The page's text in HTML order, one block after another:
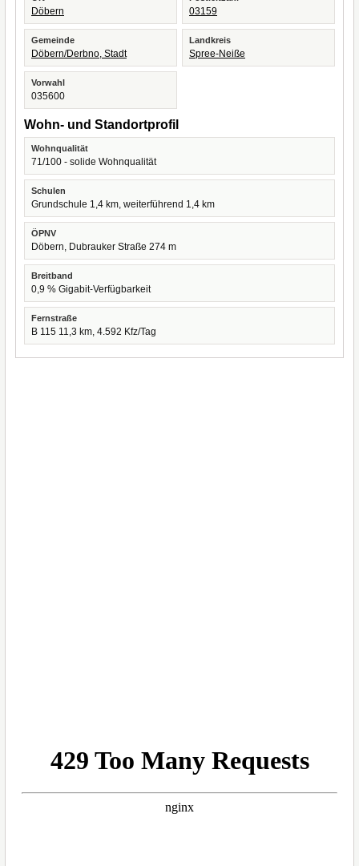
Döbern 03159
Gemeinde
Döbern/Derbno, Stadt
Landkreis
Spree-Neiße
Vorwahl
035600
Wohn- und Standortprofil
Wohnqualität
71/100 - solide Wohnqualität
Schulen
Grundschule 1,4 km, weiterführend 1,4 km
ÖPNV
Döbern, Dubrauker Straße 274 m
Breitband
0,9 % Gigabit-Verfügbarkeit
Fernstraße
B 115 11,3 km, 4.592 Kfz/Tag